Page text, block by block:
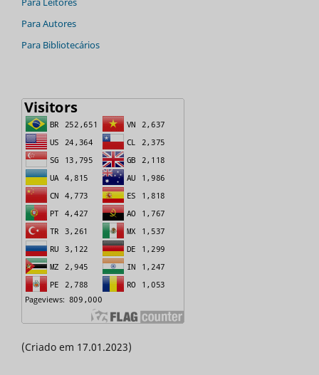
Para Autores
Para Bibliotecários
(Criado em 17.01.2023)